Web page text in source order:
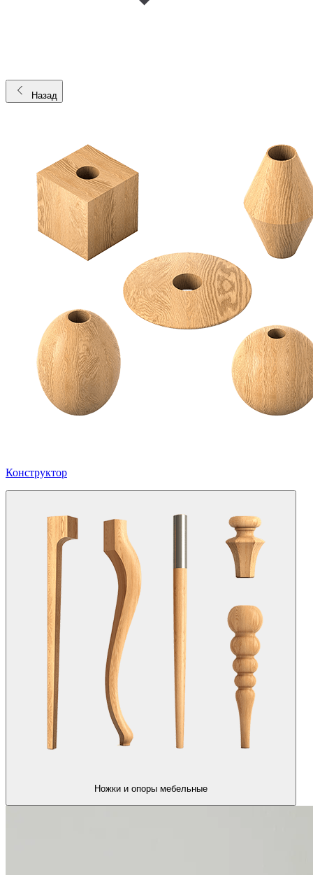
Назад
Конструктор
Ножки и опоры мебельные